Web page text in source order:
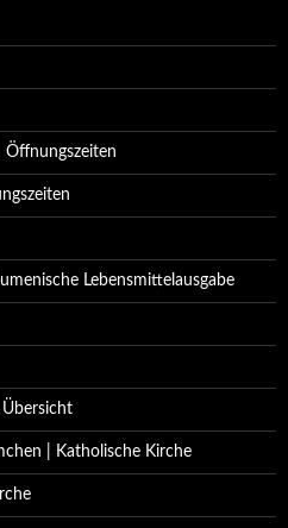
Öffnungszeiten
Lebensmittelausgabe
| Katholische Kirche